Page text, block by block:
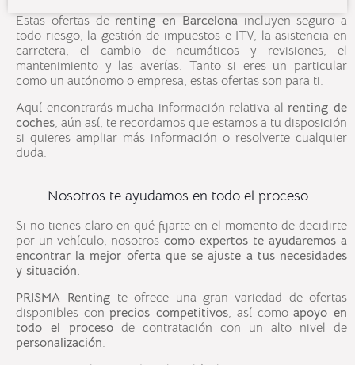
Estas ofertas de renting en Barcelonaincluyen seguro a
todo riesgo, la gestión de impuestos e ITV, la asistencia en
carretera, el cambio de neumáticos y revisiones, el
mantenimiento y las averías. Tanto si eres un particular
como un autónomo o empresa, estas ofertas son para ti.
Aquí encontrarás mucha información relativa al renting de
coches, aún así, te recordamos que estamos a tu disposición
si quieres ampliar más información o resolverte cualquier
duda.
Nosotros te ayudamos en todo el proceso
Si no tienes claro en qué fijarte en el momento de decidirte
por un vehículo, nosotros como expertos te ayudaremos a
encontrar la mejor oferta que se ajuste a tus necesidades
y situación.
PRISMA Renting te ofrece una gran variedad de ofertas
disponibles con precios competitivos, así comoapoyo en
todo el proceso de contratación con un alto nivel de
personalización.